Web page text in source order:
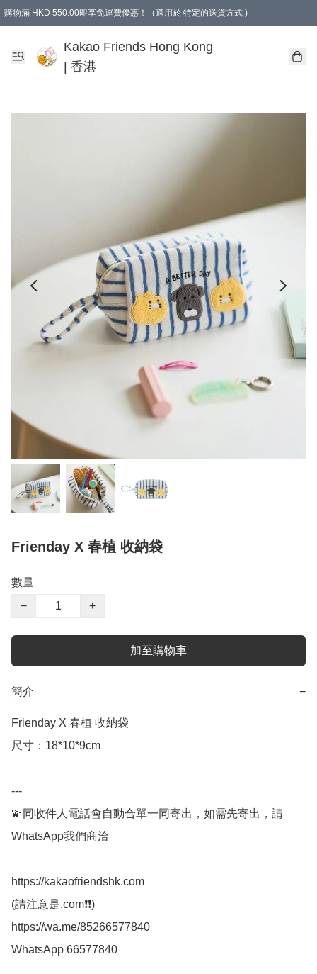
購物滿 HKD 550.00即享免運費優惠！（適用於 特定的送貨方式 )
Kakao Friends Hong Kong
| 香港
Frienday X 春植 收納袋
數量
−
+
加至購物車
簡介 −
Frienday X 春植 收納袋
尺寸：18*10*9cm
---
💫同收件人電話會自動合單一同寄出，如需先寄出，請
WhatsApp我們商洽
https://kakaofriendshk.com
(請注意是.com❗❗)
https://wa.me/85266577840
WhatsApp 66577840